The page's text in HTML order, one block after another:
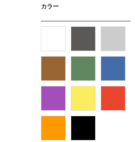
カジュアルシャツ
フォーマルタイ
カラー